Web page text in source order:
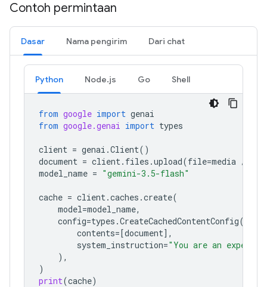
Contoh permintaan
Dasar Nama pengirim Dari chat
Python Node.js Go Shell
from google import genai
from google.genai import types
client = genai .Client()
document = client. files .upload(file=media /
model_name = "gemini-3.5-flash"
cache = client.caches .create(
model=model_name,
config=types .CreateCachedContentConfig(
contents=[document],
system_instruction="You are an expert
),
)
print(cache)